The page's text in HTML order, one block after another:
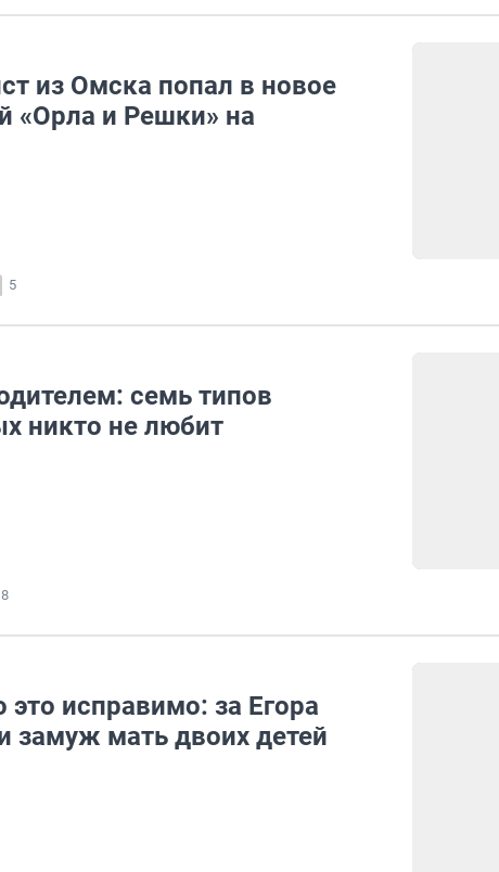
из Омска попал в новое
«Орла и Решки» на
5
семь типов
никто не любит
8
это исправимо: за Егора
замуж мать двоих детей